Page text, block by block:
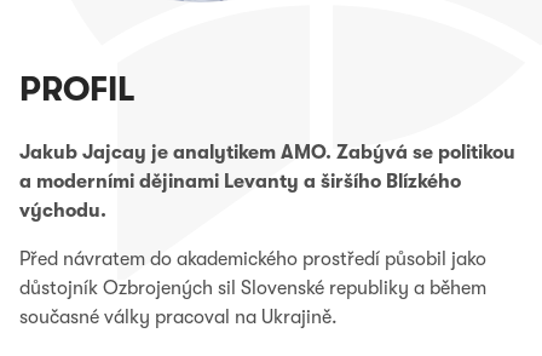
PROFIL
Jakub Jajcay je analytikem AMO. Zabývá se politikou
a moderními dějinami Levanty a širšího Blízkého
východu.
Před návratem do akademického prostředí působil jako
důstojník Ozbrojených sil Slovenské republiky a během
současné války pracoval na Ukrajině.